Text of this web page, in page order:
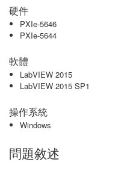
硬件
PXIe-5646
PXIe-5644
軟體
LabVIEW 2015
LabVIEW 2015 SP1
操作系統
Windows
問題敘述